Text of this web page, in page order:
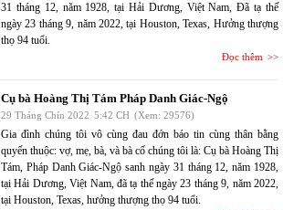
31 tháng 12, năm 1928, tại Hải Dương, Việt Nam, Đã tạ thế
ngày 23 tháng 9, năm 2022, tại Houston, Texas, Hưởng thượng
thọ 94 tuổi.
Đọc thêm
Cụ bà Hoàng Thị Tám Pháp Danh Giác-Ngộ
29 Tháng Chín 2022 5:42 CH (Xem: 29576)
Gia đình chúng tôi vô cùng đau đớn báo tin cùng thân bằng
quyến thuộc: vợ, mẹ, bà, và bà cố chúng tôi là: Cụ bà Hoàng Thị
Tám, Pháp Danh Giác-Ngộ sanh ngày 31 tháng 12, năm 1928,
tại Hải Dương, Việt Nam, đã tạ thế ngày 23 tháng 9, năm 2022,
tại Houston, Texas, hưởng thượng thọ 94 tuổi.